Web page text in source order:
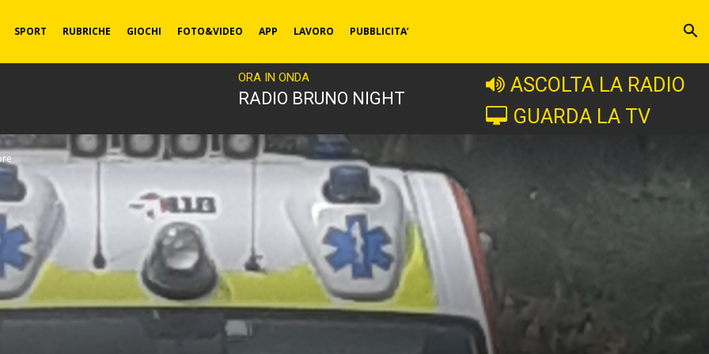
SPORT RUBRICHE GIOCHI FOTO&VIDEO APP LAVORO PUBBLICITA’
ORA IN ONDA
RADIO BRUNO NIGHT
ASCOLTA LA RADIO
GUARDA LA TV